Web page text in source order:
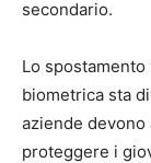
secondario.
Lo spostamento
biometrica sta
aziende
proteggere i